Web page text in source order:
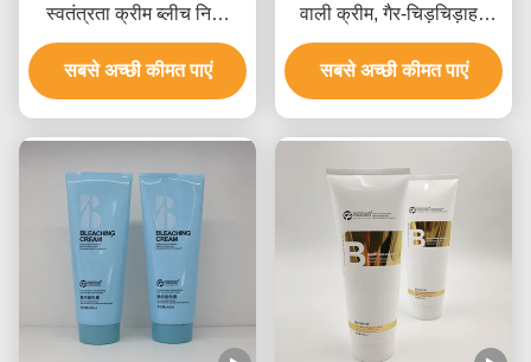
स्वतंत्रता क्रीम ब्लीच निजी
लेबल सभी प्रकार के बालों के
लिए
सबसे अच्छी कीमत पाएं
वाली क्रीम, गैर-चिड़चिड़ाहट
वाली बालों को सफेद करने वाली
क्रीम
सबसे अच्छी कीमत पाएं